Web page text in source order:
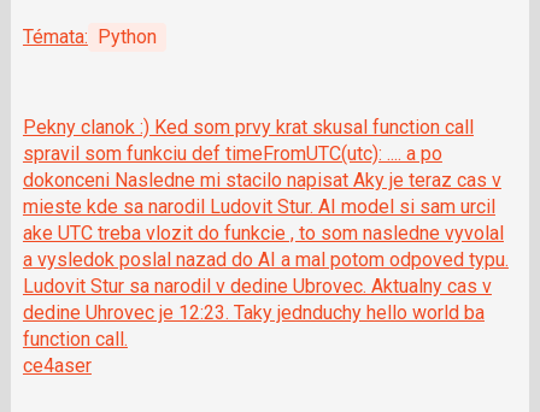
Témata: Python
Pekny clanok :) Ked som prvy krat skusal function call
spravil som funkciu def timeFromUTC(utc): .... a po
dokonceni Nasledne mi stacilo napisat Aky je teraz cas v
mieste kde sa narodil Ludovit Stur. AI model si sam urcil
ake UTC treba vlozit do funkcie , to som nasledne vyvolal
a vysledok poslal nazad do AI a mal potom odpoved typu.
Ludovit Stur sa narodil v dedine Ubrovec. Aktualny cas v
dedine Uhrovec je 12:23. Taky jednduchy hello world ba
function call.
ce4aser